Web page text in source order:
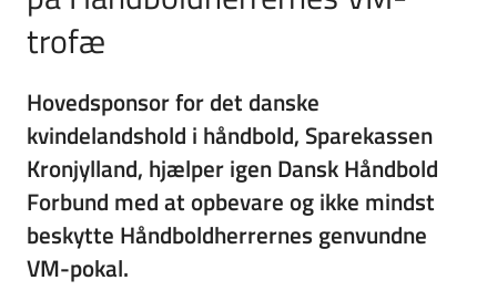
trofæ
Hovedsponsor for det danske
kvindelandshold i håndbold, Sparekassen
Kronjylland, hjælper igen Dansk Håndbold
Forbund med at opbevare og ikke mindst
beskytte Håndboldherrernes genvundne
VM-pokal.